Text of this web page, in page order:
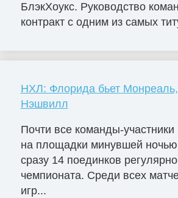
БлэкХоукс. Руководство
контракт с одним из самых
НХЛ: Флорида бьет
Нэшвилл
Почти все команды-
на площадки минувшей
сразу 14 поединков
чемпионата. Среди всех
игр...